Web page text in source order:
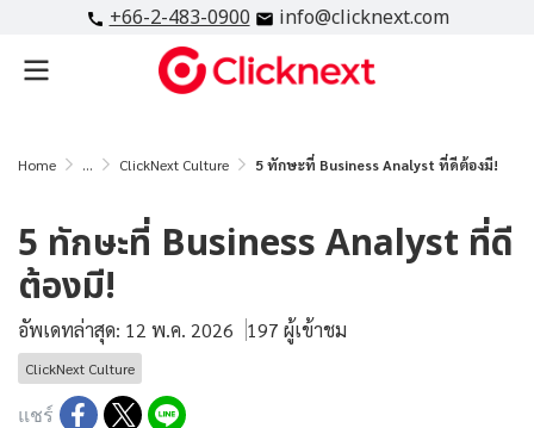
+66-2-483-0900 info@clicknext.com
Home ... ClickNext Culture 5 ทักษะที่ Business Analyst ที่ดีต้องมี!
5 ทักษะที่ Business Analyst ที่ดี
ต้องมี!
อัพเดทล่าสุด: 12 พ.ค. 2026 197 ผู้เข้าชม
ClickNext Culture
แชร์